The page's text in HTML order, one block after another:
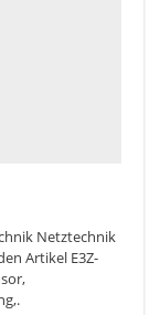
Netztechnik
Artikel E3Z-